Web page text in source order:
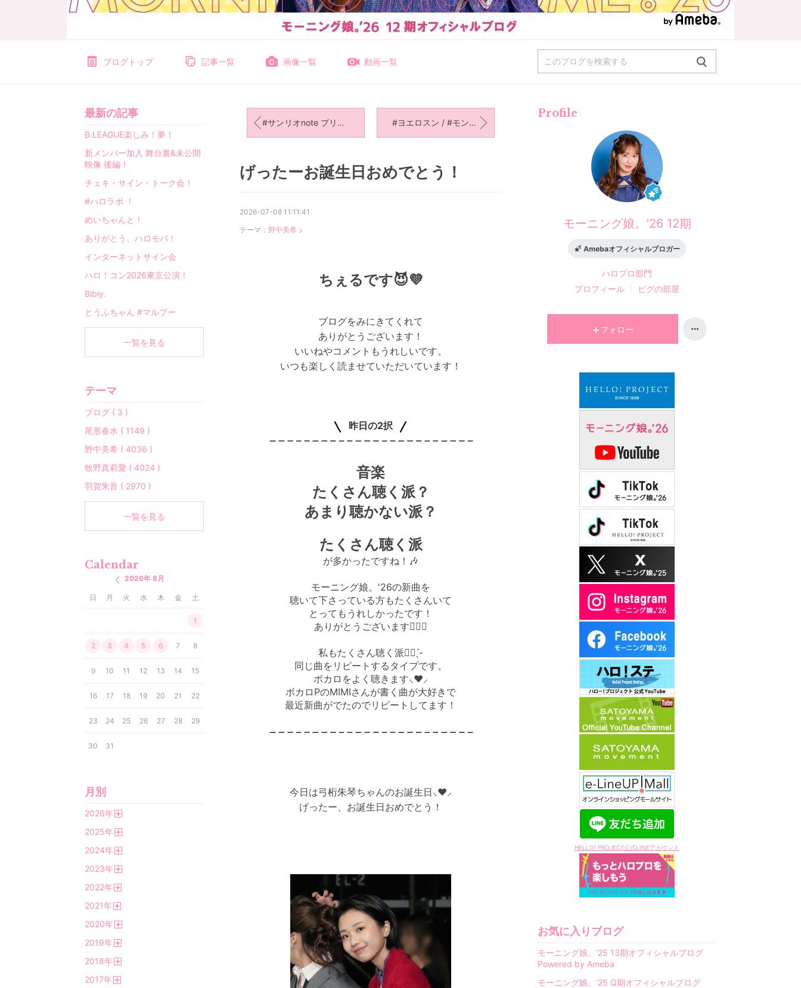
ブログトップ 記事一覧 画像一覧 動画一覧
#サンリオnote プリンくん大好き！ #ヨエロスン / #モンマルシェ さんと自炊ごはん
げったーお誕生日おめでとう！
2026-07-08 11:11:41
テーマ： 野中美希
ちぇるです😈💜
ブログをみにきてくれて
ありがとうございます！
いいねやコメントもうれしいです。
いつも楽しく読ませていただいています！
昨日の2択
音楽
たくさん聴く派？
あまり聴かない派？
たくさん聴く派
が多かったですね！🎶
モーニング娘。'26の新曲を
聴いて下さっている方もたくさんいて
とってもうれしかったです！
ありがとうございます🙂‍↕️✨
私もたくさん聴く派✋🏻 ̖́-
同じ曲をリピートするタイプです。
ボカロをよく聴きます⸜❤︎⸝‍
ボカロPのMIMIさんが書く曲が大好きで
最近新曲がでたのでリピートしてます！
今日は弓桁朱琴ちゃんのお誕生日⸜❤️⸝
げったー、お誕生日おめでとう！
Profile
モーニング娘。'26 12期
Amebaオフィシャルブロガー
ハロプロ部門
プロフィール
ピグの部屋
フォロー
HELLO! PROJECT公式LINEアカウント
お気に入りブログ
モーニング娘。’25 13期オフィシャルブログ
Powered by Ameba
モーニング娘。‘25 Q期オフィシャルブログ
最新の記事
B.LEAGUE楽しみ！夢！
新メンバー加入 舞台裏&未公開
映像 後編！
チェキ・サイン・トーク会！
#ハロラボ ！
めいちゃんと！
ありがとう、ハロモバ！
インターネットサイン会
ハロ！コン2026東京公演！
Bibiy.
とうふちゃん #マルプー
一覧を見る
テーマ
ブログ ( 3 )
尾形春水 ( 1149 )
野中美希 ( 4036 )
牧野真莉愛 ( 4024 )
羽賀朱音 ( 2970 )
一覧を見る
Calendar
2026年 8月
日 月 火 水 木 金 土
1
2 3 4 5 6 7 8
9 10 11 12 13 14 15
16 17 18 19 20 21 22
23 24 25 26 27 28 29
30 31
月別
2026年
2025年
2024年
2023年
2022年
2021年
2020年
2019年
2018年
2017年